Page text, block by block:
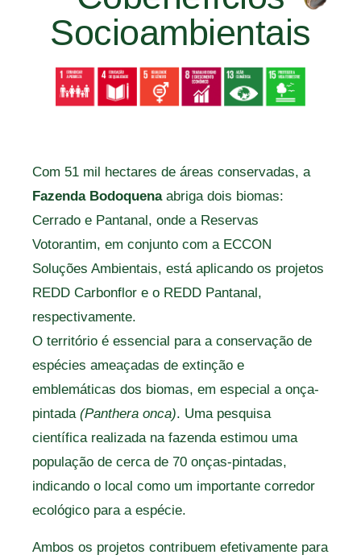
Socioambientais
Com 51 mil hectares de áreas conservadas, a
Fazenda Bodoquena abriga dois biomas:
Cerrado e Pantanal, onde a Reservas
Votorantim, em conjunto com a ECCON
Soluções Ambientais, está aplicando os projetos
REDD Carbonflor e o REDD Pantanal,
respectivamente.
O território é essencial para a conservação de
espécies ameaçadas de extinção e
emblemáticas dos biomas, em especial a onça-
pintada (Panthera onca). Uma pesquisa
científica realizada na fazenda estimou uma
população de cerca de 70 onças-pintadas,
indicando o local como um importante corredor
ecológico para a espécie.
Ambos os projetos contribuem efetivamente para